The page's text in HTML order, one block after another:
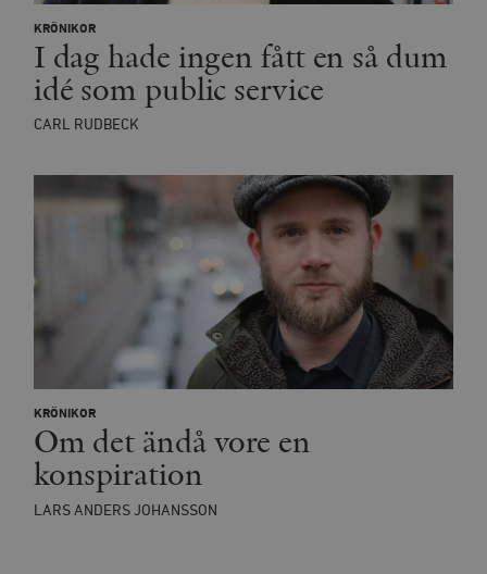
KRÖNIKOR
I dag hade ingen fått en så dum
idé som public service
CARL RUDBECK
KRÖNIKOR
Om det ändå vore en
konspiration
LARS ANDERS JOHANSSON